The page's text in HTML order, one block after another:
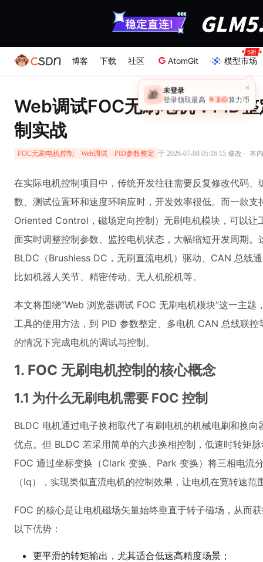
博客 下载 社区 AtomGit 模型市场
×
🎁 未登录
登录领取最高 ￥30 算力币
Web调试FOC无刷电机：PID
制实战
FOC无刷电机控制 Web调试 PID参数整定 于 2026-07-08 05:16:15 修改· 本
在实际电机控制项目中，传统开发往往需要反复修改代码
数、测试位置环和速度环响应时，开发效率很低。而一款
Oriented Control，磁场定向控制）无刷电机模块，可以让
面实时调整控制参数、监控电机状态，大幅缩短开发周期
BLDC（Brushless DC，无刷直流电机）驱动、CAN 总线
比如机器人关节、精密传动、无人机舵机等。
本文将围绕“Web 浏览器调试 FOC 无刷电机模块”这一主
工具的使用方法，到 PID 参数整定、多电机 CAN 总线联
的情况下完成电机的调试与控制。
1. FOC 无刷电机控制的核心概念
1.1 为什么无刷电机需要 FOC 控制
BLDC 电机通过电子换相取代了有刷电机的机械电刷和换
优点。但 BLDC 若采用简单的六步换相控制，低速时转矩
FOC 通过坐标变换（Clark 变换、Park 变换）将三相电流
（Iq），实现类似直流电机的控制效果，让电机在宽转速范
FOC 的核心是让电机磁场矢量始终垂直于转子磁场，从而
以下优势：
更平滑的转矩输出，尤其适合低速高精度场景；